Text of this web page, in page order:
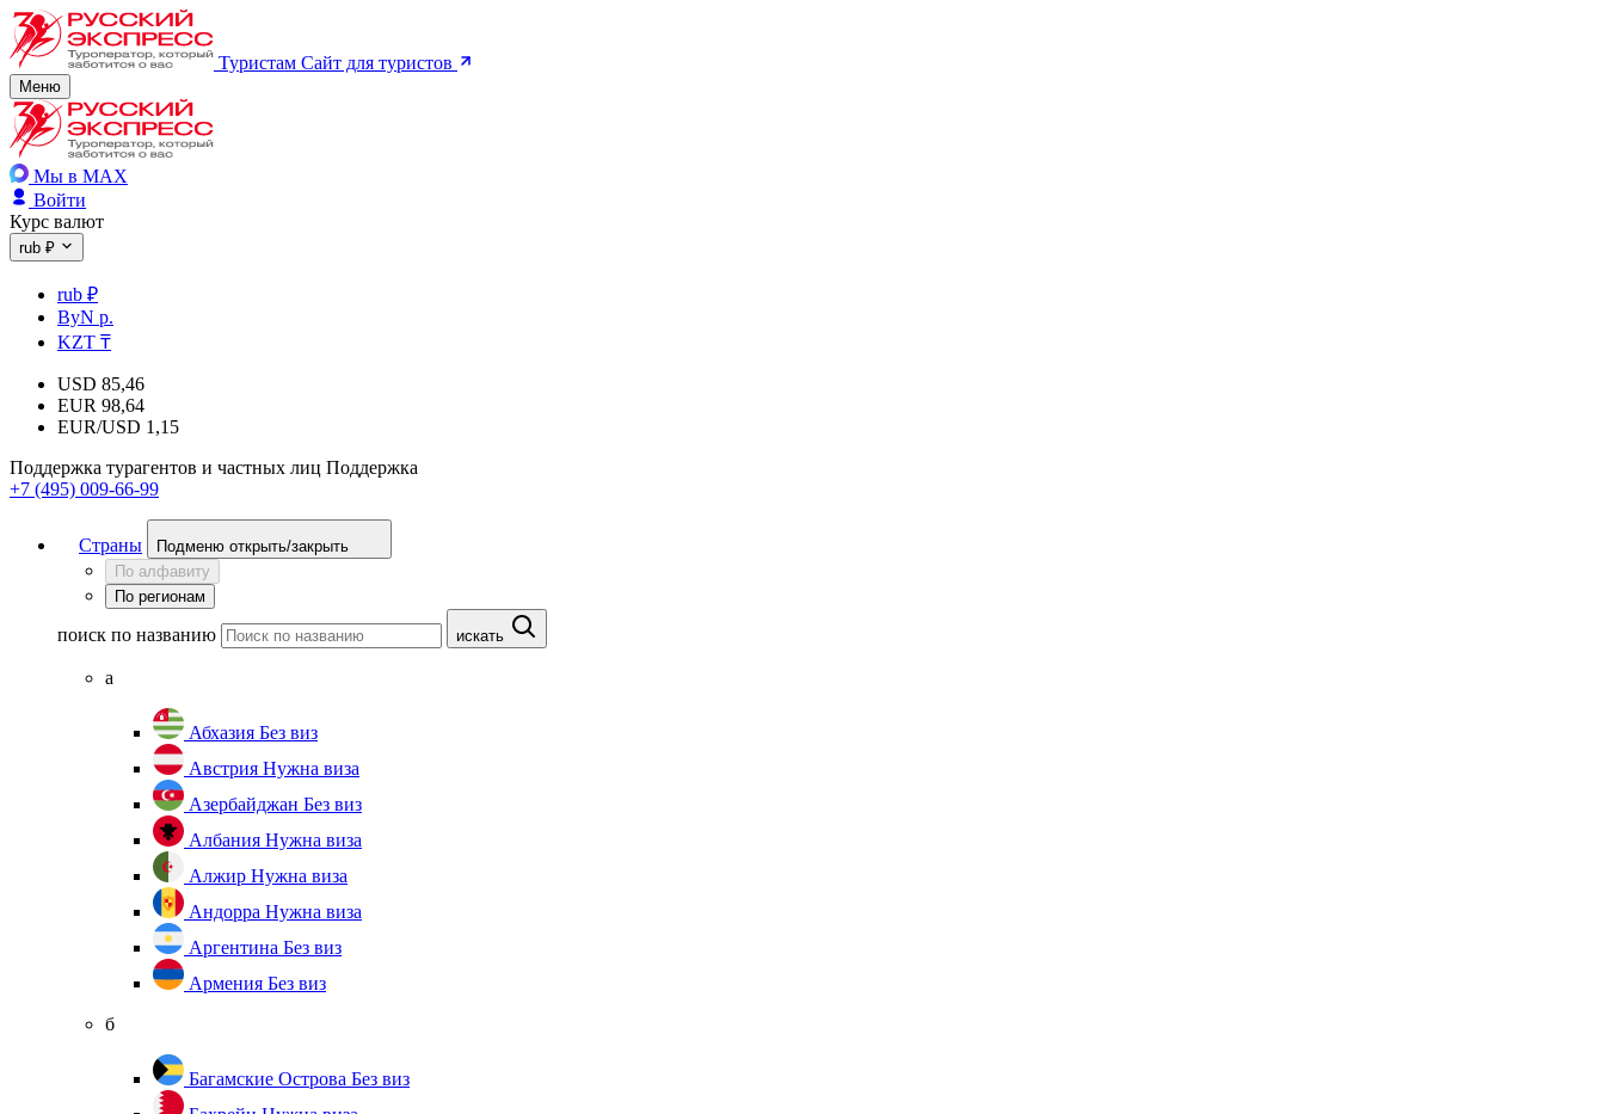
Туристам Сайт для туристов
Меню
Мы в MAX
Войти
Курс валют
rub ₽
rub ₽
ByN р.
KZT ₸
USD 85,46
EUR 98,64
EUR/USD 1,15
Поддержка турагентов и частных лиц Поддержка
+7 (495) 009-66-99
Страны
Подменю открыть/закрыть
По алфавиту
По регионам
поиск по названию искать
а
Абхазия Без виз
Австрия Нужна виза
Азербайджан Без виз
Албания Нужна виза
Алжир Нужна виза
Андорра Нужна виза
Аргентина Без виз
Армения Без виз
б
Багамские Острова Без виз